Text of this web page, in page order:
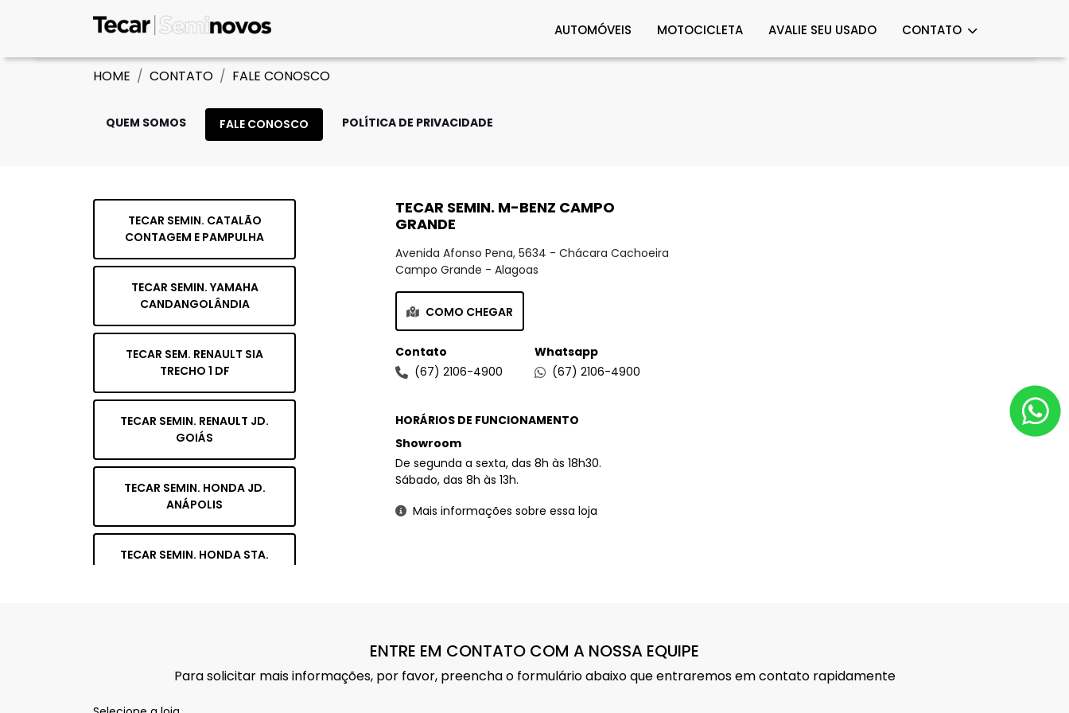
AUTOMÓVEIS MOTOCICLETA AVALIE SEU USADO CONTATO
HOME CONTATO FALE CONOSCO
QUEM SOMOS FALE CONOSCO POLÍTICA DE PRIVACIDADE
TECAR SEMIN. CATALÃO
CONTAGEM E PAMPULHA
TECAR SEMIN. YAMAHA
CANDANGOLÂNDIA
TECAR SEM. RENAULT SIA
TRECHO 1 DF
TECAR SEMIN. RENAULT JD.
GOIÁS
TECAR SEMIN. HONDA JD.
ANÁPOLIS
TECAR SEMIN. HONDA STA.
TECAR SEMIN. M-BENZ CAMPO
GRANDE
Avenida Afonso Pena, 5634 - Chácara Cachoeira
Campo Grande - Alagoas
COMO CHEGAR
Contato
(67) 2106-4900
Whatsapp
(67) 2106-4900
HORÁRIOS DE FUNCIONAMENTO
Showroom
De segunda a sexta, das 8h às 18h30.
Sábado, das 8h às 13h.
Mais informações sobre essa loja
ENTRE EM CONTATO COM A NOSSA EQUIPE
Para solicitar mais informações, por favor, preencha o formulário abaixo que entraremos em contato rapidamente